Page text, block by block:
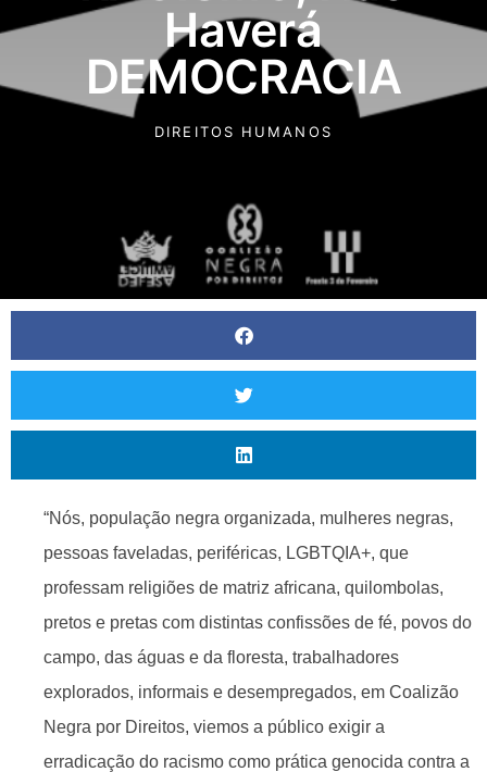
Haverá
DEMOCRACIA
DIREITOS HUMANOS
“Nós, população negra organizada, mulheres negras,
pessoas faveladas, periféricas, LGBTQIA+, que
professam religiões de matriz africana, quilombolas,
pretos e pretas com distintas confissões de fé, povos do
campo, das águas e da floresta, trabalhadores
explorados, informais e desempregados, em Coalizão
Negra por Direitos, viemos a público exigir a
erradicação do racismo como prática genocida contra a